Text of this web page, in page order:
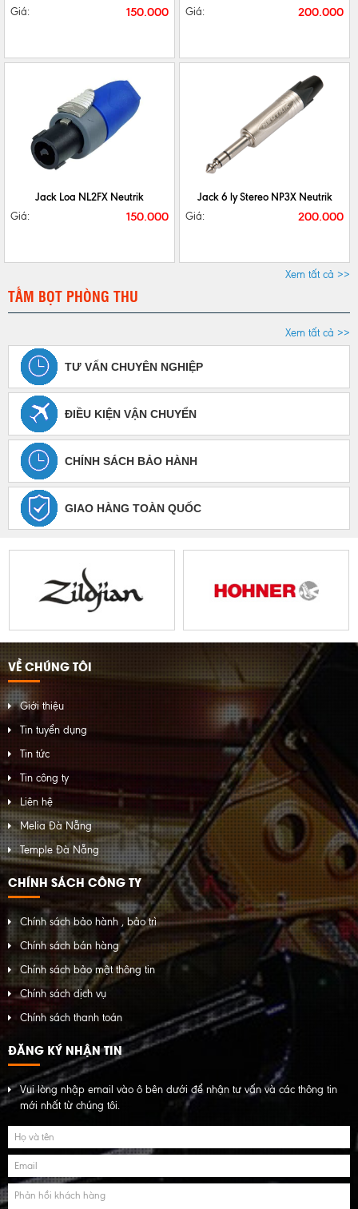
Giá: 150.000 Giá: 200.000
Jack Loa NL2FX Neutrik
Giá: 150.000
CHI TIẾT
Jack 6 ly Stereo NP3X Neutrik
Giá: 200.000
Xem tất cả >>
TẤM BỌT PHÒNG THU
Xem tất cả >>
TƯ VẤN CHUYÊN NGHIỆP
ĐIỀU KIỆN VẬN CHUYỂN
CHÍNH SÁCH BẢO HÀNH
GIAO HÀNG TOÀN QUỐC
VỀ CHÚNG TÔI
Giới thiệu
Tin tuyển dụng
Tin tức
Tin công ty
Liên hệ
Melia Đà Nẵng
Temple Đà Nẵng
CHÍNH SÁCH CÔNG TY
Chính sách bảo hành , bảo trì
Chính sách bán hàng
Chính sách bảo mật thông tin
Chính sách dịch vụ
Chính sách thanh toán
ĐĂNG KÝ NHẬN TIN
Vui lòng nhập email vào ô bên dưới để nhận tư vấn và các thông tin
mới nhất từ chúng tôi.